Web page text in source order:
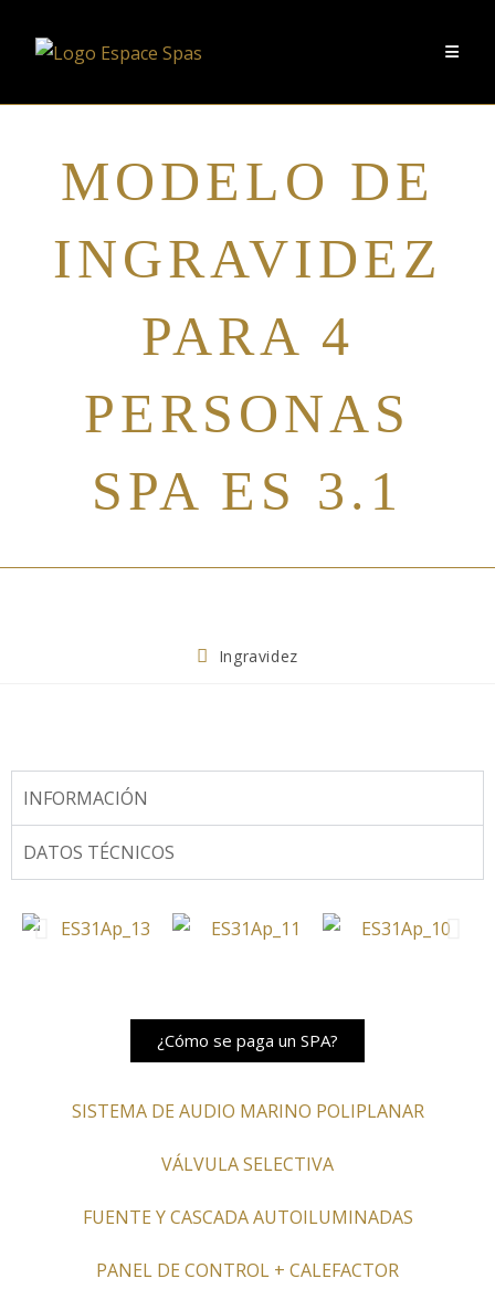
MODELO DE
INGRAVIDEZ
PARA 4
PERSONAS
SPA ES 3.1
Ingravidez
INFORMACIÓN
DATOS TÉCNICOS
¿Cómo se paga un SPA?
SISTEMA DE AUDIO MARINO POLIPLANAR
VÁLVULA SELECTIVA
FUENTE Y CASCADA AUTOILUMINADAS
PANEL DE CONTROL + CALEFACTOR